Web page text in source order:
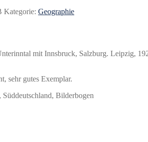
Kategorie: Geographie
mit Innsbruck, Salzburg. Leipzig,
sehr gutes Exemplar.
Bilderbogen